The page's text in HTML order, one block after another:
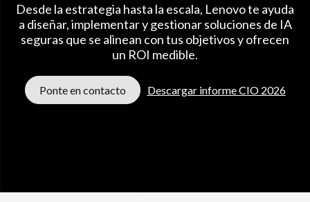
Desde la estrategia hasta la escala, Lenovo te ayuda
a diseñar, implementar y gestionar soluciones de IA
seguras que se alinean con tus objetivos y ofrecen
un ROI medible.
Ponte en contacto Descargar informe CIO 2026